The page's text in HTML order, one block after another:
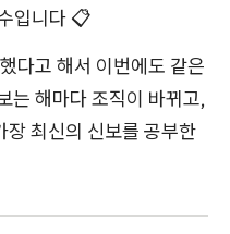
입니다 📋
다고 해서 이번에도 같은
는 해마다 조직이 바뀌고,
장 최신의 신보를 공부한